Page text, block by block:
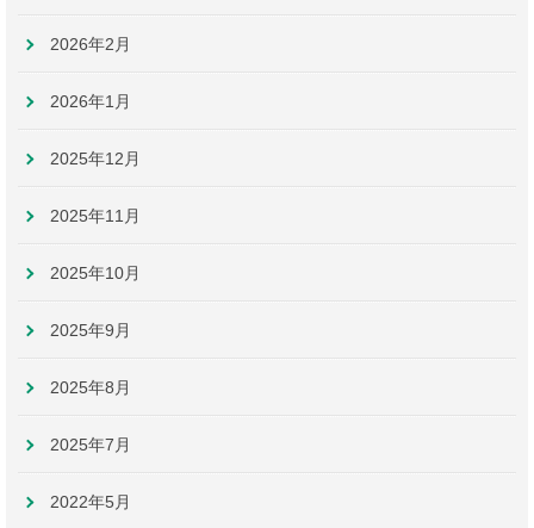
2026年2月
2026年1月
2025年12月
2025年11月
2025年10月
2025年9月
2025年8月
2025年7月
2022年5月